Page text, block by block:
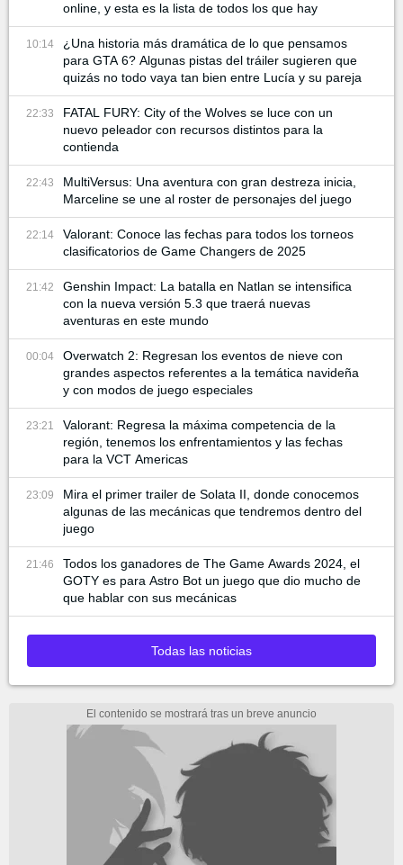
online, y esta es la lista de todos los que hay
10:14
¿Una historia más dramática de lo que pensamos
para GTA 6? Algunas pistas del tráiler sugieren que
quizás no todo vaya tan bien entre Lucía y su pareja
22:33
FATAL FURY: City of the Wolves se luce con un
nuevo peleador con recursos distintos para la
contienda
22:43
MultiVersus: Una aventura con gran destreza inicia,
Marceline se une al roster de personajes del juego
22:14
Valorant: Conoce las fechas para todos los torneos
clasificatorios de Game Changers de 2025
21:42
Genshin Impact: La batalla en Natlan se intensifica
con la nueva versión 5.3 que traerá nuevas
aventuras en este mundo
00:04
Overwatch 2: Regresan los eventos de nieve con
grandes aspectos referentes a la temática navideña
y con modos de juego especiales
23:21
Valorant: Regresa la máxima competencia de la
región, tenemos los enfrentamientos y las fechas
para la VCT Americas
23:09
Mira el primer trailer de Solata II, donde conocemos
algunas de las mecánicas que tendremos dentro del
juego
21:46
Todos los ganadores de The Game Awards 2024, el
GOTY es para Astro Bot un juego que dio mucho de
que hablar con sus mecánicas
Todas las noticias